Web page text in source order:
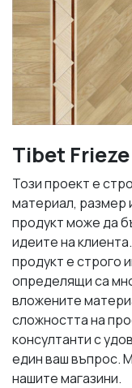
Tibet Frieze
Този проект е
материал, размер
продукт може да
идеите на
продукт е строго
определящи са
вложените
сложността на
консултанти с
един ваш въпрос.
нашите магазини.